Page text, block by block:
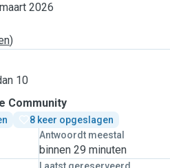
2026
)
10
Community
8 keer opgeslagen
Antwoordt meestal
binnen 29 minuten